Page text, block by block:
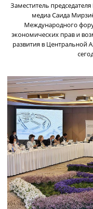
Заместитель
медиа Саида
Международного
экономических прав и
развития в Центральной